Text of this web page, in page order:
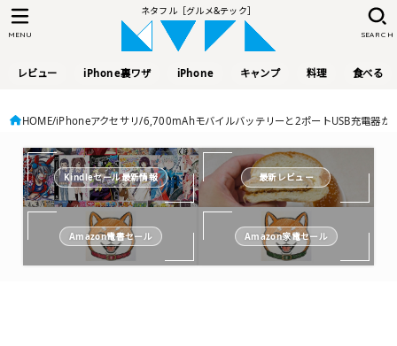
ネタフル［グルメ&テック］
レビュー iPhone裏ワザ iPhone キャンプ 料理 食べる
SEARCH
MENU
HOME iPhoneアクセサリ 6,700mAhモバイルバッテリーと2ポートUSB充電器
Kindleセール最新情報 最新レビュー
Amazon電書セール Amazon家電セール